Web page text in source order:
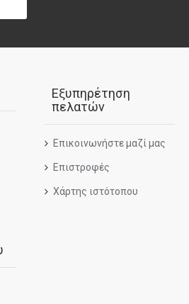
Εξυπηρέτηση
πελατών
Επικοινωνήστε μαζί μας
Επιστροφές
Χάρτης ιστότοπου